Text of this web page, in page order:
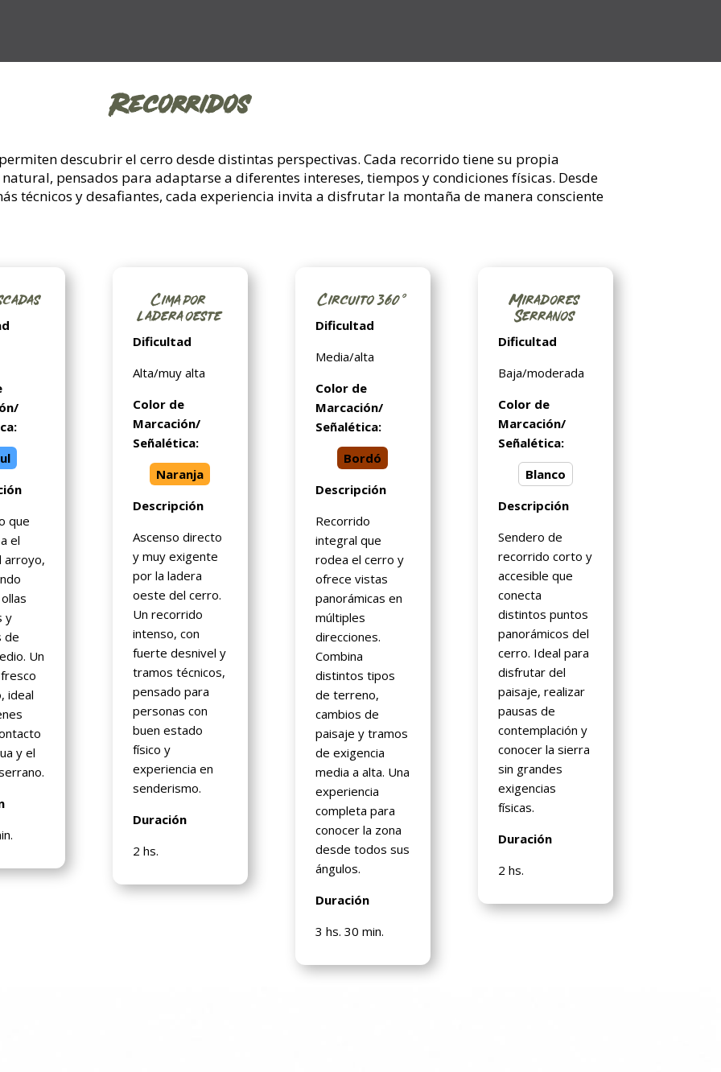
Recorridos
descubrir el cerro desde distintas perspectivas. Cada recorrido tiene su propia
pensados para adaptarse a diferentes intereses, tiempos y condiciones físicas. Desde
técnicos y desafiantes, cada experiencia invita a disfrutar la montaña de manera consciente
que
el
arroyo,
y
de
Un
ideal
y el
Cima por
ladera oeste
Dificultad
Alta/muy alta
Color de
Marcación/
Señalética:
Naranja
Descripción
Ascenso directo
y muy exigente
por la ladera
oeste del cerro.
Un recorrido
intenso, con
fuerte desnivel y
tramos técnicos,
pensado para
personas con
buen estado
físico y
experiencia en
senderismo.
Duración
2 hs.
Circuito 360°
Dificultad
Media/alta
Color de
Marcación/
Señalética:
Bordó
Descripción
Recorrido
integral que
rodea el cerro y
ofrece vistas
panorámicas en
múltiples
direcciones.
Combina
distintos tipos
de terreno,
cambios de
paisaje y tramos
de exigencia
media a alta. Una
experiencia
completa para
conocer la zona
desde todos sus
ángulos.
Duración
3 hs. 30 min.
Miradores
Serranos
Dificultad
Baja/moderada
Color de
Marcación/
Señalética:
Blanco
Descripción
Sendero de
recorrido corto y
accesible que
conecta
distintos puntos
panorámicos del
cerro. Ideal para
disfrutar del
paisaje, realizar
pausas de
contemplación y
conocer la sierra
sin grandes
exigencias
físicas.
Duración
2 hs.